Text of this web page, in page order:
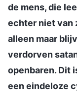
de mens, die
echter niet van
alleen maar
verdorven
openbaren. Dit
een eindeloze